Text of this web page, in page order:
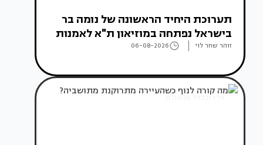
תערוכת היחיד הראשונה של נומה בר
בישראל נפתחה במוזיאון ת"א לאמנות
זוהר שחר לוי 06-08-2026
אדריכלות מהעולם